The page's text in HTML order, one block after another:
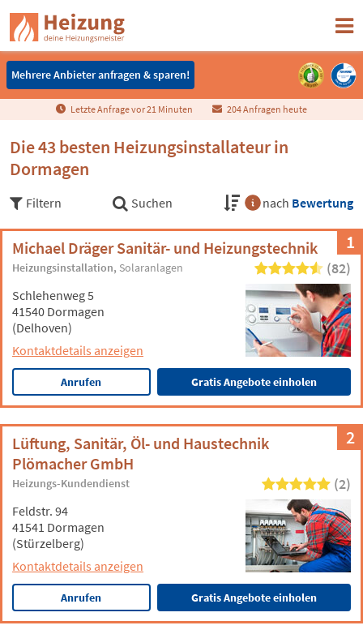
Mehrere Anbieter anfragen & sparen!
Mehrere Anbieter anfragen & sparen!
Letzte Anfrage vor21 Minuten 204 Anfragen heute
Die 43 besten Heizungsinstallateur in
Dormagen
Filtern Suchen nach Bewertung
1
Michael Dräger Sanitär- und Heizungstechnik
Heizungsinstallation Solaranlagen (82)
Schlehenweg 5
41540 Dormagen
(Delhoven)
Kontaktdetails anzeigen
Anrufen Gratis Angebote einholen
2
Lüftung, Sanitär, Öl- und Haustechnik
Plömacher GmbH
Heizungs-Kundendienst (2)
Feldstr. 94
41541 Dormagen
(Stürzelberg)
Kontaktdetails anzeigen
Anrufen Gratis Angebote einholen